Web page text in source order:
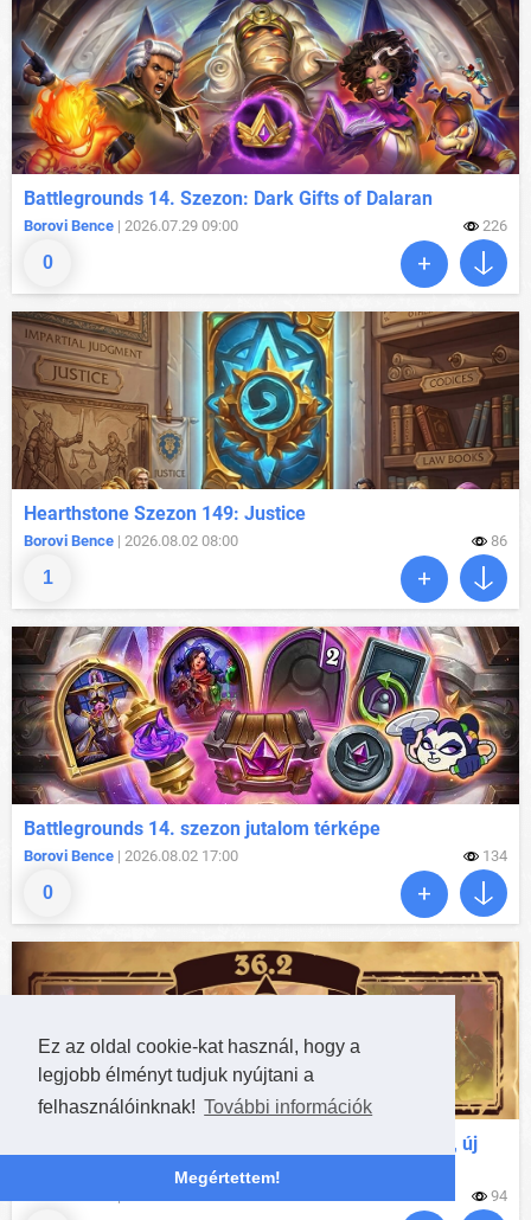
Ez az oldal cookie-kat használ, hogy a
legjobb élményt tudjuk nyújtani a
felhasználóinknak! További információk
Megértettem!
0
Battlegrounds 14. Szezon: Dark Gifts of Dalaran
Borovi Bence | 2026.07.29 09:00 226
1
Hearthstone Szezon 149: Justice
Borovi Bence | 2026.08.02 08:00 86
0
Battlegrounds 14. szezon jutalom térképe
Borovi Bence | 2026.08.02 17:00 134
Hearthstone Patch 36.2: Battlegrounds 14. szezon, új
esemény, új Darkmoon Faire
94